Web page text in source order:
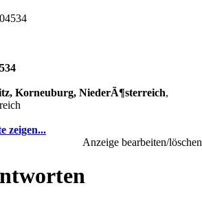
Korneuburg, NiederÃ¶sterreich,
zeigen...
Anzeige bearbeiten/löschen